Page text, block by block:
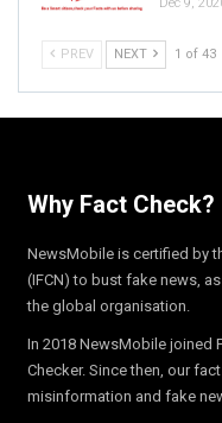
Dec 9,
PREV NEXT 1 of 43
Why Fact Check?
NewsMobile is certified by
(IFCN) to bust fake news,
the global organisation.
In 2018 NewsMobile joined
Checker. Since then, our
misinformation and fake